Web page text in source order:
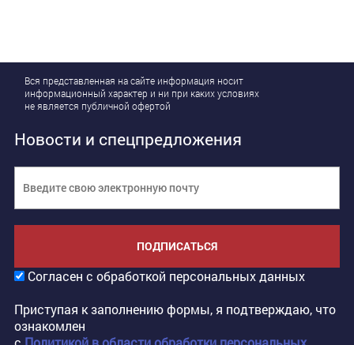
Вся представленная на сайте информация носит
информационный характер и ни при каких условиях
не является публичной офертой
Новости и спецпредложения
ПОДПИСАТЬСЯ
Согласен с обработкой персональных данных
Приступая к заполнению формы, я подтверждаю, что
ознакомлен